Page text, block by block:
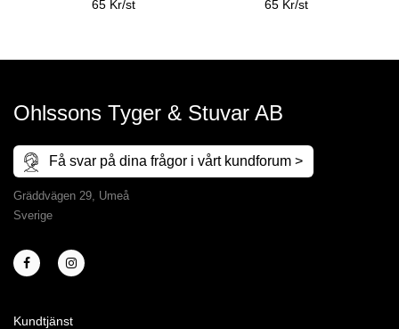
65 Kr/st 65 Kr/st
Ohlssons Tyger & Stuvar AB
Få svar på dina frågor i vårt kundforum >
Gräddvägen 29, Umeå
Sverige
Kundtjänst